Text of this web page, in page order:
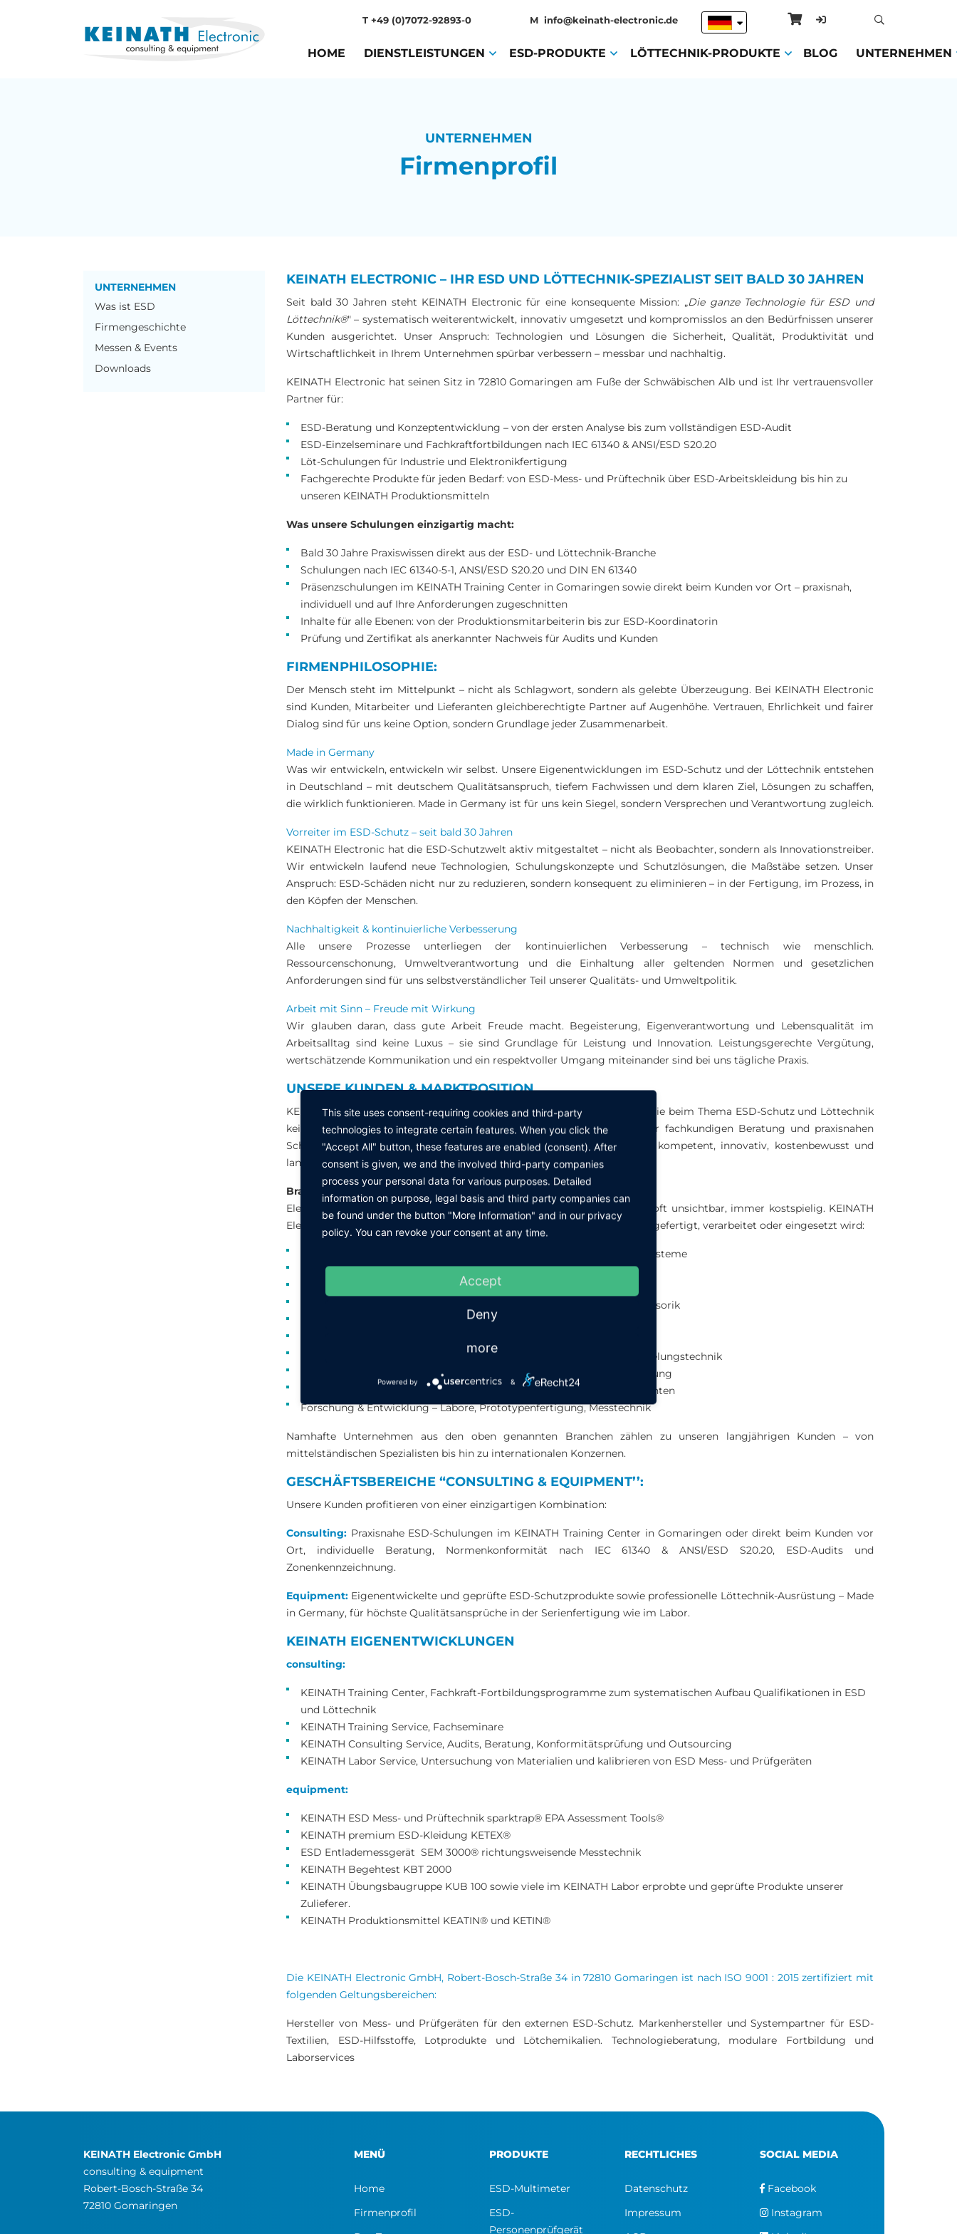
T +49 (0)7072-92893-0 M info@keinath-electronic.de
HOME (CURRENT)
DIENSTLEISTUNGEN (CURRENT)
ESD-PRODUKTE (CURRENT)
LÖTTECHNIK-PRODUKTE (CURRENT)
BLOG(CURRENT)
UNTERNEHMEN
UNTERNEHMEN
Firmenprofil
UNTERNEHMEN
Was ist ESD
Firmengeschichte
Messen & Events
Downloads
KEINATH ELECTRONIC – IHR ESD UND LÖTTECHNIK-SPEZIALIST SEIT BALD 30 JAHREN
Seit bald 30 Jahren steht KEINATH Electronic für eine konsequente Mission: „Die ganze Technologie für ESD und
Löttechnik®" – systematisch weiterentwickelt, innovativ umgesetzt und kompromisslos an den Bedürfnissen unserer
Kunden ausgerichtet. Unser Anspruch: Technologien und Lösungen die Sicherheit, Qualität, Produktivität und
Wirtschaftlichkeit in Ihrem Unternehmen spürbar verbessern – messbar und nachhaltig.
KEINATH Electronic hat seinen Sitz in 72810 Gomaringen am Fuße der Schwäbischen Alb und ist Ihr vertrauensvoller
Partner für:
ESD-Beratung und Konzeptentwicklung – von der ersten Analyse bis zum vollständigen ESD-Audit
ESD-Einzelseminare und Fachkraftfortbildungen nach IEC 61340 & ANSI/ESD S20.20
Löt-Schulungen für Industrie und Elektronikfertigung
Fachgerechte Produkte für jeden Bedarf: von ESD-Mess- und Prüftechnik über ESD-Arbeitskleidung bis hin zu
unseren KEINATH Produktionsmitteln
Was unsere Schulungen einzigartig macht:
Bald 30 Jahre Praxiswissen direkt aus der ESD- und Löttechnik-Branche
Schulungen nach IEC 61340-5-1, ANSI/ESD S20.20 und DIN EN 61340
Präsenzschulungen im KEINATH Training Center in Gomaringen sowie direkt beim Kunden vor Ort – praxisnah,
individuell und auf Ihre Anforderungen zugeschnitten
Inhalte für alle Ebenen: von der Produktionsmitarbeiterin bis zur ESD-Koordinatorin
Prüfung und Zertifikat als anerkannter Nachweis für Audits und Kunden
FIRMENPHILOSOPHIE:
Der Mensch steht im Mittelpunkt – nicht als Schlagwort, sondern als gelebte Überzeugung. Bei KEINATH Electronic
sind Kunden, Mitarbeiter und Lieferanten gleichberechtigte Partner auf Augenhöhe. Vertrauen, Ehrlichkeit und fairer
Dialog sind für uns keine Option, sondern Grundlage jeder Zusammenarbeit.
Made in Germany
Was wir entwickeln, entwickeln wir selbst. Unsere Eigenentwicklungen im ESD-Schutz und der Löttechnik entstehen
in Deutschland – mit deutschem Qualitätsanspruch, tiefem Fachwissen und dem klaren Ziel, Lösungen zu schaffen,
die wirklich funktionieren. Made in Germany ist für uns kein Siegel, sondern Versprechen und Verantwortung zugleich.
Vorreiter im ESD-Schutz – seit bald 30 Jahren
KEINATH Electronic hat die ESD-Schutzwelt aktiv mitgestaltet – nicht als Beobachter, sondern als Innovationstreiber.
Wir entwickeln laufend neue Technologien, Schulungskonzepte und Schutzlösungen, die Maßstäbe setzen. Unser
Anspruch: ESD-Schäden nicht nur zu reduzieren, sondern konsequent zu eliminieren – in der Fertigung, im Prozess, in
den Köpfen der Menschen.
Nachhaltigkeit & kontinuierliche Verbesserung
Alle unsere Prozesse unterliegen der kontinuierlichen Verbesserung – technisch wie menschlich.
Ressourcenschonung, Umweltverantwortung und die Einhaltung aller geltenden Normen und gesetzlichen
Anforderungen sind für uns selbstverständlicher Teil unserer Qualitäts- und Umweltpolitik.
Arbeit mit Sinn – Freude mit Wirkung
Wir glauben daran, dass gute Arbeit Freude macht. Begeisterung, Eigenverantwortung und Lebensqualität im
Arbeitsalltag sind keine Luxus – sie sind Grundlage für Leistung und Innovation. Leistungsgerechte Vergütung,
wertschätzende Kommunikation und ein respektvoller Umgang miteinander sind bei uns tägliche Praxis.
UNSERE KUNDEN & MARKTPOSITION
KEINATH Electronic ist führender Technologiepartner für Unternehmen, die beim Thema ESD-Schutz und Löttechnik
keine Kompromisse eingehen. Wir bieten alles aus einer Hand: von der fachkundigen Beratung und praxisnahen
Schulung bis hin zur kompletten Ausrüstung und Eigenentwicklung – kompetent, innovativ, kostenbewusst und
langfristig zuverlässig.
Branchen, in denen ESD-Schutz entscheidend ist
Elektrostatische Entladungen verursachen weltweit Milliardenschäden – oft unsichtbar, immer kostspielig. KEINATH
Electronic schützt Unternehmen aus allen Bereichen, in denen Elektronik gefertigt, verarbeitet oder eingesetzt wird:
Automobil & E-Mobilität – Steuergeräte, Leistungselektronik, Batteriesysteme
Luft- und Raumfahrt – Avionik, Sensorik, sicherheitskritische Elektronik
Medizintechnik – Implantate, Diagnoseelektronik, Laborgeräte
Industrieautomation & Robotik – Steuerungen, Frequenzumrichter, Sensorik
Halbleiter & Mikroelektronik – Wafer, Chips, Reinraumfertigung
Verteidigung & Sicherheitstechnik – militärische Elektronik, Verschlüsselungstechnik
Konsumerelektronik & Haushaltsgeräte – Endmontage, Qualitätssicherung
Energietechnik & Photovoltaik – Wechselrichter, Smart-Grid-Komponenten
Forschung & Entwicklung – Labore, Prototypenfertigung, Messtechnik
Namhafte Unternehmen aus den oben genannten Branchen zählen zu unseren langjährigen Kunden – von
mittelständischen Spezialisten bis hin zu internationalen Konzernen.
GESCHÄFTSBEREICHE “CONSULTING & EQUIPMENT’’:
Unsere Kunden profitieren von einer einzigartigen Kombination:
Consulting: Praxisnahe ESD-Schulungen im KEINATH Training Center in Gomaringen oder direkt beim Kunden vor
Ort, individuelle Beratung, Normenkonformität nach IEC 61340 & ANSI/ESD S20.20, ESD-Audits und
Zonenkennzeichnung.
Equipment: Eigenentwickelte und geprüfte ESD-Schutzprodukte sowie professionelle Löttechnik-Ausrüstung – Made
in Germany, für höchste Qualitätsansprüche in der Serienfertigung wie im Labor.
KEINATH EIGENENTWICKLUNGEN
consulting:
KEINATH Training Center, Fachkraft-Fortbildungsprogramme zum systematischen Aufbau Qualifikationen in ESD
und Löttechnik
KEINATH Training Service, Fachseminare
KEINATH Consulting Service, Audits, Beratung, Konformitätsprüfung und Outsourcing
KEINATH Labor Service, Untersuchung von Materialien und kalibrieren von ESD Mess- und Prüfgeräten
equipment:
KEINATH ESD Mess- und Prüftechnik sparktrap® EPA Assessment Tools®
KEINATH premium ESD-Kleidung KETEX®
ESD Entlademessgerät SEM 3000® richtungsweisende Messtechnik
KEINATH Begehtest KBT 2000
KEINATH Übungsbaugruppe KUB 100 sowie viele im KEINATH Labor erprobte und geprüfte Produkte unserer
Zulieferer.
KEINATH Produktionsmittel KEATIN® und KETIN®
Die KEINATH Electronic GmbH, Robert-Bosch-Straße 34 in 72810 Gomaringen ist nach ISO 9001 : 2015zertifiziert mit
folgenden Geltungsbereichen:
Hersteller von Mess- und Prüfgeräten für den externen ESD-Schutz. Markenhersteller und Systempartner für ESD-
Textilien, ESD-Hilfsstoffe, Lotprodukte und Lötchemikalien. Technologieberatung, modulare Fortbildung und
Laborservices
KEINATH Electronic GmbH
consulting & equipment
Robert-Bosch-Straße 34
72810 Gomaringen
MENÜ
Home
Firmenprofil
PRODUKTE
ESD-Multimeter
ESD-
Personenprüfgerät
RECHTLICHES
Datenschutz
Impressum
SOCIAL MEDIA
Facebook
Instagram
This site uses consent-requiring cookies and third-party
technologies to integrate certain features. When you click the
"Accept All" button, these features are enabled (consent). After
consent is given, we and the involved third-party companies
process your personal data for various purposes. Detailed
information on purpose, legal basis and third party companies can
be found under the button "More Information" and in our privacy
policy. You can revoke your consent at any time.
Accept
Deny
more
Powered by &